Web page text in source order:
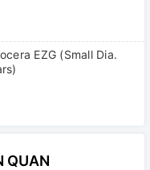
EZG (Small Dia.
QUAN